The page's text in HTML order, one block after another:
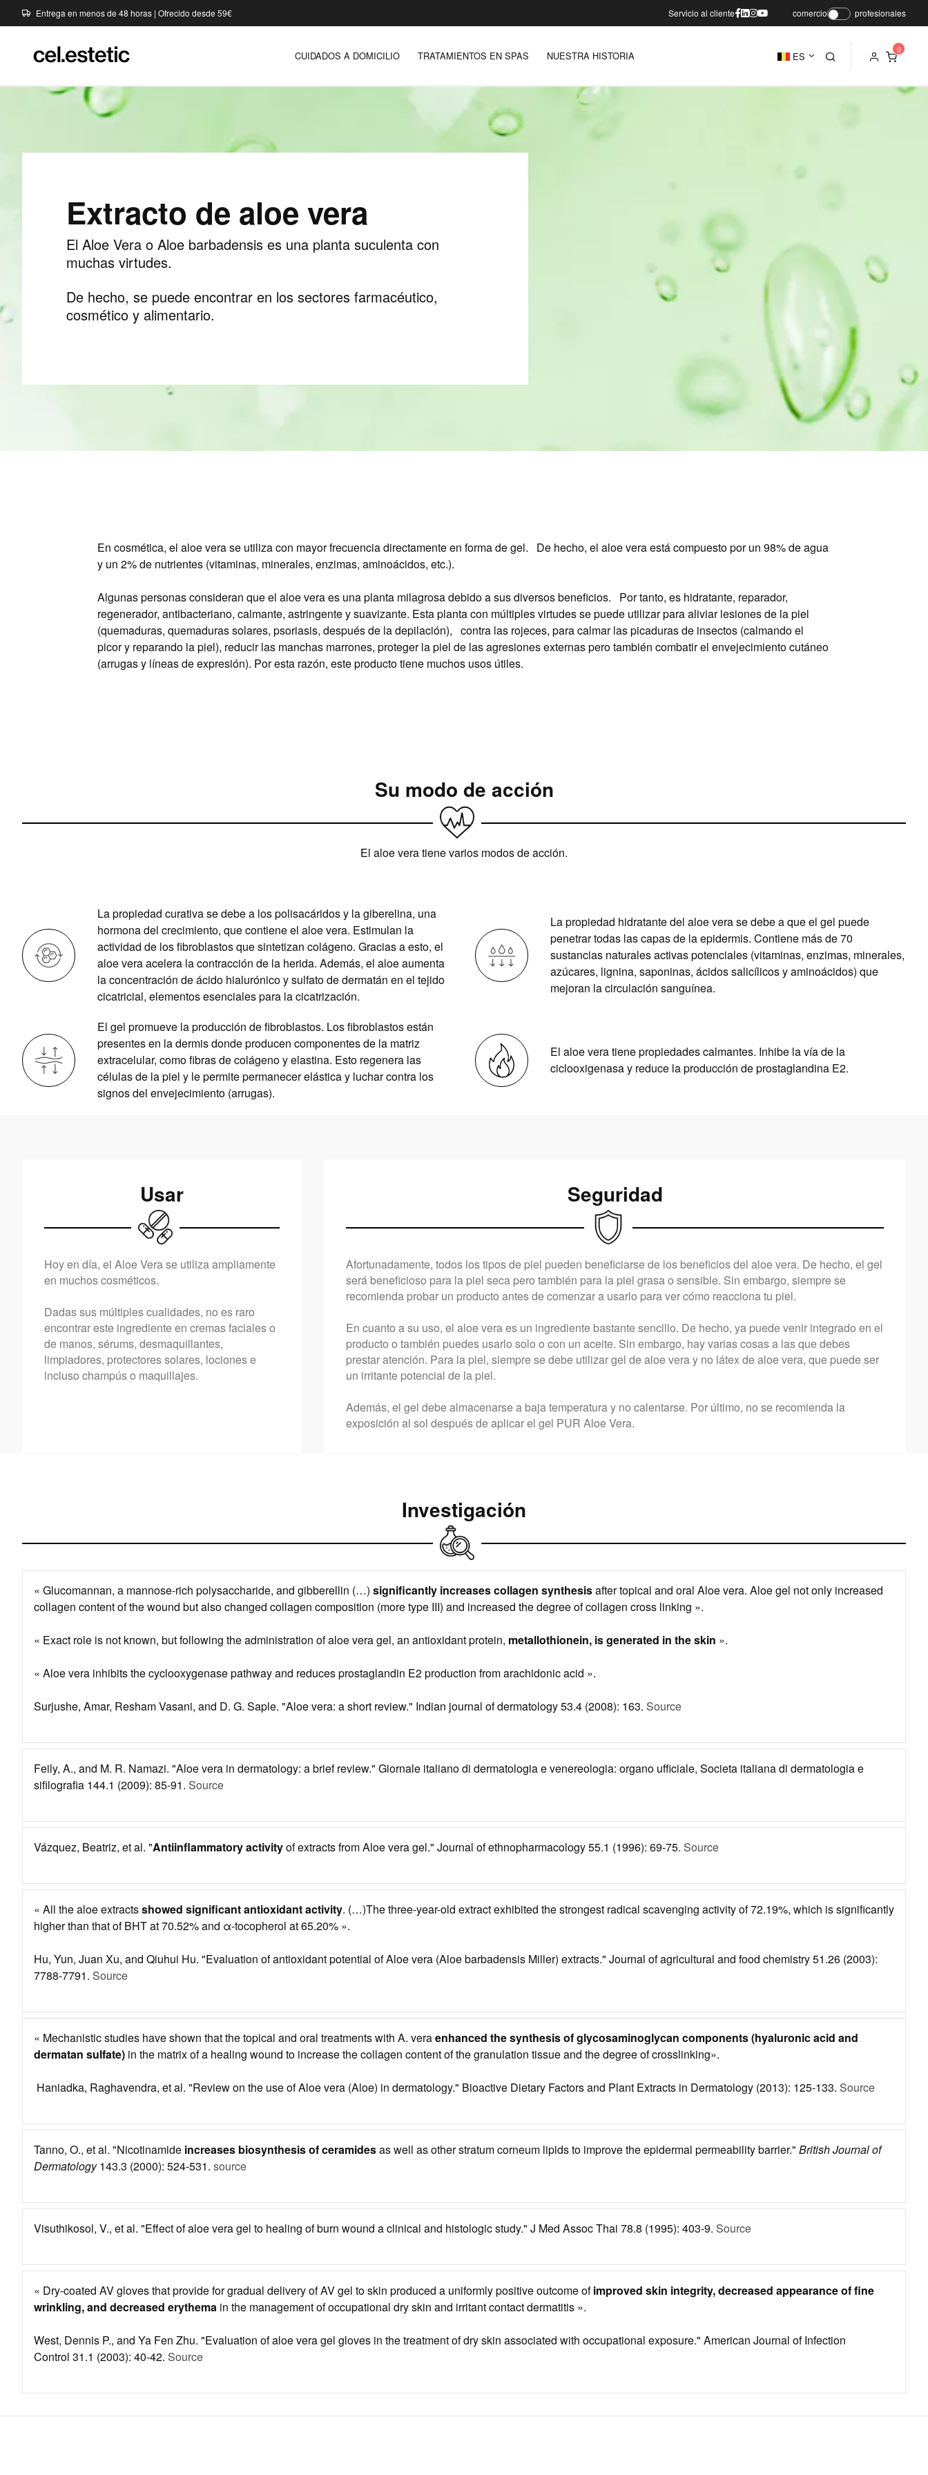
Entrega en menos de 48 horas | Ofrecido desde 59€ Servicio al cliente comercio profesionales
CUIDADOS A DOMICILIO TRATAMIENTOS EN SPAS NUESTRA HISTORIA ES
Extracto de aloe vera
El Aloe Vera o Aloe barbadensis es una planta suculenta con
muchas virtudes.
De hecho, se puede encontrar en los sectores farmacéutico,
cosmético y alimentario.
En cosmética, el aloe vera se utiliza con mayor frecuencia directamente en forma de gel.
De hecho, el aloe vera está compuesto por un 98% de agua
y un 2% de nutrientes (vitaminas, minerales, enzimas, aminoácidos, etc.).
Algunas personas consideran que el aloe vera es una planta milagrosa debido a sus diversos beneficios.
Por tanto, es hidratante, reparador,
regenerador, antibacteriano, calmante, astringente y suavizante. Esta planta con múltiples virtudes se puede utilizar para aliviar lesiones de la piel
(quemaduras, quemaduras solares, psoriasis, después de la depilación), contra las rojeces, para calmar las picaduras de insectos (calmando el
picor y reparando la piel), reducir las manchas marrones, proteger la piel de las agresiones externas pero también combatir el envejecimiento cutáneo
(arrugas y líneas de expresión). Por esta razón, este producto tiene muchos usos útiles.
Su modo de acción
El aloe vera tiene varios modos de acción.
La propiedad curativa se debe a los polisacáridos y la giberelina, una
hormona del crecimiento, que contiene el aloe vera. Estimulan la
actividad de los fibroblastos que sintetizan colágeno. Gracias a esto, el
aloe vera acelera la contracción de la herida. Además, el aloe aumenta
la concentración de ácido hialurónico y sulfato de dermatán en el tejido
cicatricial, elementos esenciales para la cicatrización.
La propiedad hidratante del aloe vera se debe a que el gel puede
penetrar todas las capas de la epidermis. Contiene más de 70
sustancias naturales activas potenciales (vitaminas, enzimas, minerales,
azúcares, lignina, saponinas, ácidos salicílicos y aminoácidos) que
mejoran la circulación sanguínea.
El gel promueve la producción de fibroblastos. Los fibroblastos están
presentes en la dermis donde producen componentes de la matriz
extracelular, como fibras de colágeno y elastina. Esto regenera las
células de la piel y le permite permanecer elástica y luchar contra los
signos del envejecimiento (arrugas).
El aloe vera tiene propiedades calmantes. Inhibe la vía de la
ciclooxigenasa y reduce la producción de prostaglandina E2.
Usar
Hoy en día, el Aloe Vera se utiliza ampliamente
en muchos cosméticos.
Dadas sus múltiples cualidades, no es raro
encontrar este ingrediente en cremas faciales o
de manos, sérums, desmaquillantes,
limpiadores, protectores solares, lociones e
incluso champús o maquillajes.
Seguridad
Afortunadamente, todos los tipos de piel pueden beneficiarse de los beneficios del aloe vera. De hecho, el gel
será beneficioso para la piel seca pero también para la piel grasa o sensible. Sin embargo, siempre se
recomienda probar un producto antes de comenzar a usarlo para ver cómo reacciona tu piel.
En cuanto a su uso, el aloe vera es un ingrediente bastante sencillo. De hecho, ya puede venir integrado en el
producto o también puedes usarlo solo o con un aceite. Sin embargo, hay varias cosas a las que debes
prestar atención. Para la piel, siempre se debe utilizar gel de aloe vera y no látex de aloe vera, que puede ser
un irritante potencial de la piel.
Además, el gel debe almacenarse a baja temperatura y no calentarse. Por último, no se recomienda la
exposición al sol después de aplicar el gel PUR Aloe Vera.
Investigación
« Glucomannan, a mannose-rich polysaccharide, and gibberellin (…) significantly increases collagen synthesisafter topical and oral Aloe vera. Aloe gel not only increased
collagen content of the wound but also changed collagen composition (more type III) and increased the degree of collagen cross linking ».
« Exact role is not known, but following the administration of aloe vera gel, an antioxidant protein, metallothionein, is generated in the skin ».
« Aloe vera inhibits the cyclooxygenase pathway and reduces prostaglandin E2 production from arachidonic acid ».
Surjushe, Amar, Resham Vasani, and D. G. Saple. "Aloe vera: a short review." Indian journal of dermatology 53.4 (2008): 163. Source
Feily, A., and M. R. Namazi. "Aloe vera in dermatology: a brief review." Giornale italiano di dermatologia e venereologia: organo ufficiale, Societa italiana di dermatologia e
sifilografia 144.1 (2009): 85-91. Source
Vázquez, Beatriz, et al. "Antiinflammatory activityof extracts from Aloe vera gel." Journal of ethnopharmacology 55.1 (1996): 69-75. Source
« All the aloe extractsshowed significant antioxidant activity. (…)The three-year-old extract exhibited the strongest radical scavenging activity of 72.19%, which is significantly
higher than that of BHT at 70.52% and α-tocopherol at 65.20% ».
Hu, Yun, Juan Xu, and Qiuhui Hu. "Evaluation of antioxidant potential of Aloe vera (Aloe barbadensis Miller) extracts." Journal of agricultural and food chemistry 51.26 (2003):
7788-7791. Source
« Mechanistic studies have shown that the topical and oral treatments with A. veraenhanced the synthesis of glycosaminoglycan components (hyaluronic acid and
dermatan sulfate) in the matrix of a healing wound to increase the collagen content of the granulation tissue and the degree of crosslinking».
Haniadka, Raghavendra, et al. "Review on the use of Aloe vera (Aloe) in dermatology." Bioactive Dietary Factors and Plant Extracts in Dermatology (2013): 125-133. Source
Tanno, O., et al. "Nicotinamide increases biosynthesis of ceramidesas well as other stratum corneum lipids to improve the epidermal permeability barrier." British Journal of
Dermatology143.3 (2000): 524-531. source
Visuthikosol, V., et al. "Effect of aloe vera gel to healing of burn wound a clinical and histologic study." J Med Assoc Thai 78.8 (1995): 403-9. Source
« Dry-coated AV gloves that provide for gradual delivery of AV gel to skin produced a uniformly positive outcome ofimproved skin integrity, decreased appearance of fine
wrinkling, and decreased erythema in the management of occupational dry skin and irritant contact dermatitis ».
West, Dennis P., and Ya Fen Zhu. "Evaluation of aloe vera gel gloves in the treatment of dry skin associated with occupational exposure." American Journal of Infection
Control 31.1 (2003): 40-42. Source